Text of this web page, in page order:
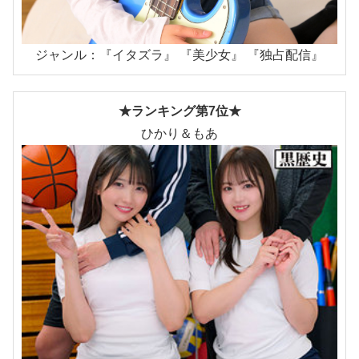
ジャンル：『イタズラ』 『美少女』 『独占配信』
★ランキング第7位★
ひかり＆もあ